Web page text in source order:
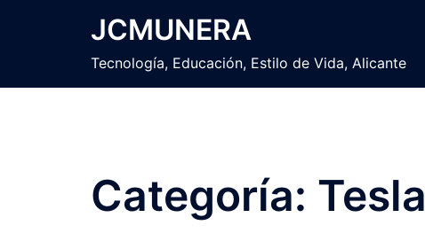
JCMUNERA
Tecnología, Educación, Estilo de Vida, Alicante
Categoría: Tesla